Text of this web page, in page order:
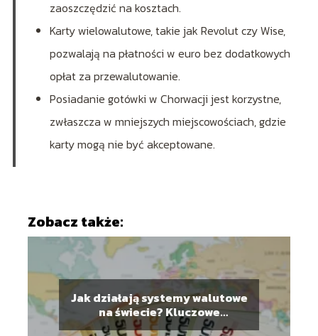
zaoszczędzić na kosztach.
Karty wielowalutowe, takie jak Revolut czy Wise,
pozwalają na płatności w euro bez dodatkowych
opłat za przewalutowanie.
Posiadanie gotówki w Chorwacji jest korzystne,
zwłaszcza w mniejszych miejscowościach, gdzie
karty mogą nie być akceptowane.
Zobacz także:
Jak działają systemy walutowe
na świecie? Kluczowe
informacje